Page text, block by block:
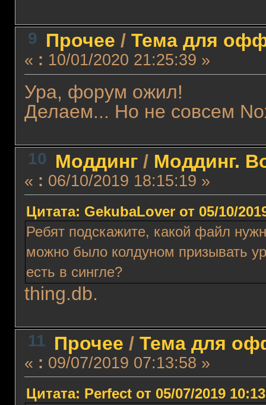
9 Прочее / Тема для
« : 10/01/2020 21:25:39 »
Ура, форум ожил!
Делаем... Но не совсем
10 Моддинг/ Моддинг.
« : 06/10/2019 18:15:19 »
Цитата: GekubaLover от 05/10/
Ребят подскажите, какой файл
можно было колдуном призывать
есть в сингле?
thing.db.
11 Прочее / Тема для
« : 09/07/2019 07:13:58 »
Цитата: Perfect от 05/07/2019